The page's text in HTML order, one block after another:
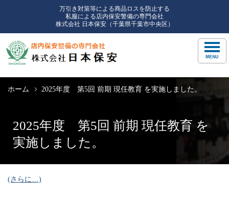
万引き対策等による商品ロスを防止する
私服による店内保安警備の専門会社
株式会社 日本保安（千葉県千葉市中央区）
ホーム 2025年度 第5回 前期 現任教育 を実施しました。
2025年度 第5回 前期 現任教育 を
実施しました。
(さらに…)